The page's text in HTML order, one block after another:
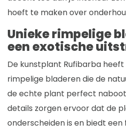
hoeft te maken over
Unieke rimpelige
een exotische
De kunstplant Rufibarba
rimpelige bladeren die de
de echte plant perfect
details zorgen ervoor dat de
onderscheiden is en biedt een